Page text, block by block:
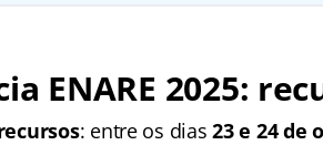
ENARE 2025:
: entre os dias23 e 24 de